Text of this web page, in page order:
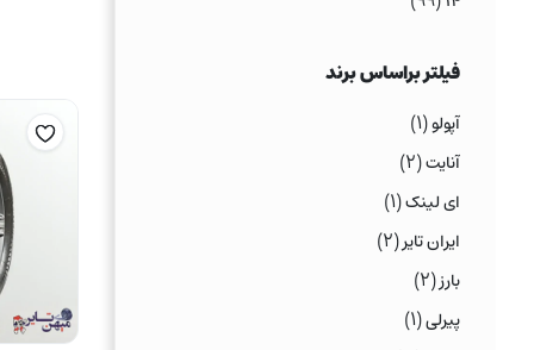
فیلتر براساس برند
آپولو(۱)
آنایت(۲)
ای لینک(۱)
ایران تایر(۲)
بارز(۲)
پیرلی(۱)